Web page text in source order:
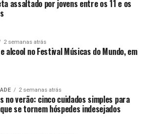
assaltado por jovens entre os 11 e os
2 semanas atrás
alcool no Festival Músicas do Mundo, em
2 semanas atrás
no verão: cinco cuidados simples para
se tornem hóspedes indesejados